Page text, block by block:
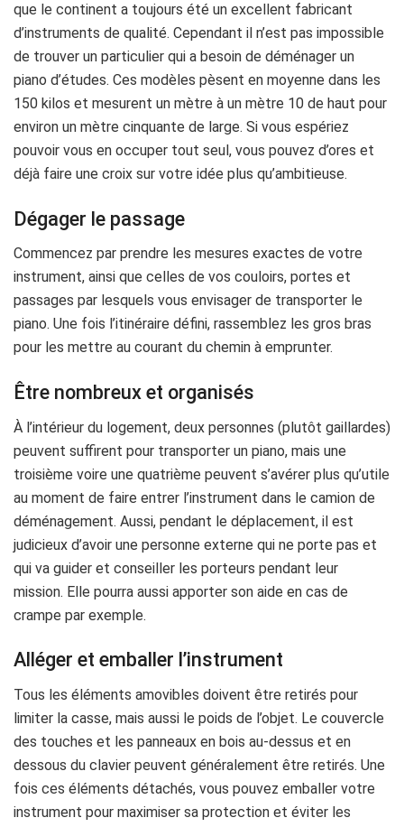
que le continent a toujours été un excellent fabricant
d’instruments de qualité. Cependant il n’est pas impossible
de trouver un particulier qui a besoin de déménager un
piano d’études. Ces modèles pèsent en moyenne dans les
150 kilos et mesurent un mètre à un mètre 10 de haut pour
environ un mètre cinquante de large. Si vous espériez
pouvoir vous en occuper tout seul, vous pouvez d’ores et
déjà faire une croix sur votre idée plus qu’ambitieuse.
Dégager le passage
Commencez par prendre les mesures exactes de votre
instrument, ainsi que celles de vos couloirs, portes et
passages par lesquels vous envisager de transporter le
piano. Une fois l’itinéraire défini, rassemblez les gros bras
pour les mettre au courant du chemin à emprunter.
Être nombreux et organisés
À l’intérieur du logement, deux personnes (plutôt gaillardes)
peuvent suffirent pour transporter un piano, mais une
troisième voire une quatrième peuvent s’avérer plus qu’utile
au moment de faire entrer l’instrument dans le camion de
déménagement. Aussi, pendant le déplacement, il est
judicieux d’avoir une personne externe qui ne porte pas et
qui va guider et conseiller les porteurs pendant leur
mission. Elle pourra aussi apporter son aide en cas de
crampe par exemple.
Alléger et emballer l’instrument
Tous les éléments amovibles doivent être retirés pour
limiter la casse, mais aussi le poids de l’objet. Le couvercle
des touches et les panneaux en bois au-dessus et en
dessous du clavier peuvent généralement être retirés. Une
fois ces éléments détachés, vous pouvez emballer votre
instrument pour maximiser sa protection et éviter les